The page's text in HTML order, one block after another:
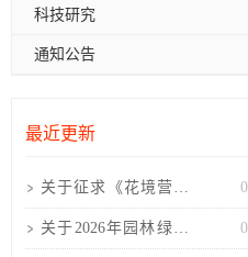
科技研究
通知公告
最近更新
关于征求《花境营造
技术规程(征求意见
关于2026年园林绿化